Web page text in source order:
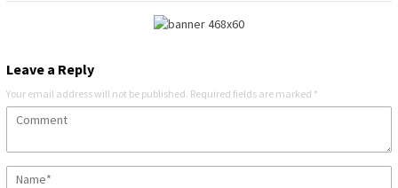
Leave a Reply
Your email address will not be published. Required fields are marked *